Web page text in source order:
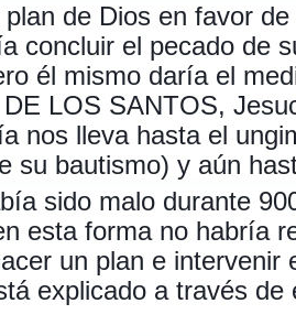
de Dios en favor
concluir el pecado de
él mismo daría el
LOS SANTOS,
nos lleva hasta el
su bautismo) y aún
sido malo durante
esta forma no habría
un plan e intervenir
explicado a través